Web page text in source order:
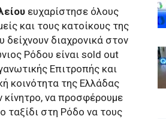
ευχαρίστησε όλους
και τους κατοίκους της
διαχρονικά στον
Ρόδου είναι sold out
Επιτροπής και
κοινότητα της Ελλάδας
κίνητρο, να προσφέρουμε
ταξίδι στη Ρόδο να τους